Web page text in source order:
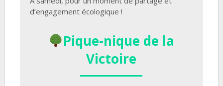
d’engagement écologique !
Pique-nique de la
Victoire